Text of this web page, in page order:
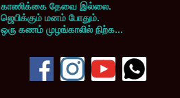
காணிக்கை தேவை இல்லை.
ஜெபிக்கும் மனம் போதும்.
ஒரு கணம் முழங்காலில் நிற்க...